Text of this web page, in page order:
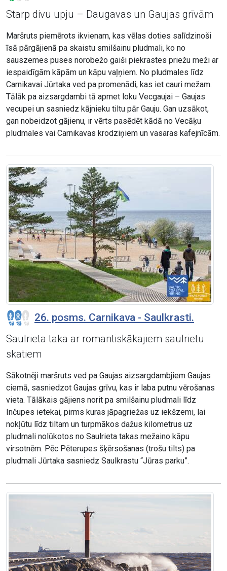
Starp divu upju – Daugavas un Gaujas grīvām
Maršruts piemērots ikvienam, kas vēlas doties salīdzinoši
īsā pārgājienā pa skaistu smilšainu pludmali, ko no
sauszemes puses norobežo gaiši piekrastes priežu meži ar
iespaidīgām kāpām un kāpu vaļņiem. No pludmales līdz
Carnikavai Jūrtaka ved pa promenādi, kas iet cauri mežam.
Tālāk pa aizsargdambi tā apmet loku Vecgaujai – Gaujas
vecupei un sasniedz kājnieku tiltu pār Gauju. Gan uzsākot,
gan nobeidzot gājienu, ir vērts pasēdēt kādā no Vecāķu
pludmales vai Carnikavas krodziņiem un vasaras kafejnīcām.
26. posms. Carnikava - Saulkrasti.
Saulrieta taka ar romantiskākajiem saulrietu
skatiem
Sākotnēji maršruts ved pa Gaujas aizsargdambjiem Gaujas
ciemā, sasniedzot Gaujas grīvu, kas ir laba putnu vērošanas
vieta. Tālākais gājiens norit pa smilšainu pludmali līdz
Inčupes ietekai, pirms kuras jāpagriežas uz iekšzemi, lai
nokļūtu līdz tiltam un turpmākos dažus kilometrus uz
pludmali nolūkotos no Saulrieta takas mežaino kāpu
virsotnēm. Pēc Pēterupes šķērsošanas (trošu tilts) pa
pludmali Jūrtaka sasniedz Saulkrastu “Jūras parku”.